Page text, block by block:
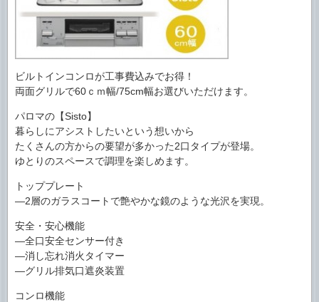
ビルトインコンロが工事費込みでお得！
両面グリルで60ｃｍ幅/75cm幅お選びいただけます。
パロマの【Sisto】
暮らしにアシストしたいという想いから
たくさんの方からの要望が多かった2口タイプが登場。
ゆとりのスペースで調理を楽しめます。
トッププレート
―2層のガラスコートで艶やかな鏡のような光沢を実現。
安全・安心機能
―全口安全センサー付き
―消し忘れ消火タイマー
―グリル排気口遮炎装置
コンロ機能